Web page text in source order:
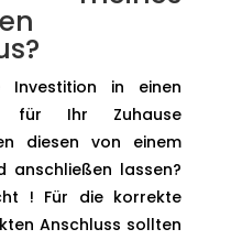
in einen
für Ihr Zuhause
diesen von einem
anschließen lassen?
! Für die korrekte
Anschluss sollten